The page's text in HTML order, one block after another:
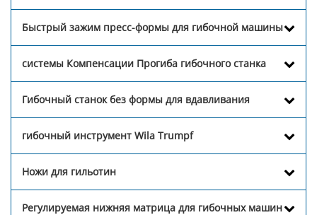
Быстрый зажим пресс-формы для гибочной машины
системы Компенсации Прогиба гибочного станка
Гибочный станок без формы для вдавливания
гибочный инструмент Wila Trumpf
Ножи для гильотин
Регулируемая нижняя матрица для гибочных машин